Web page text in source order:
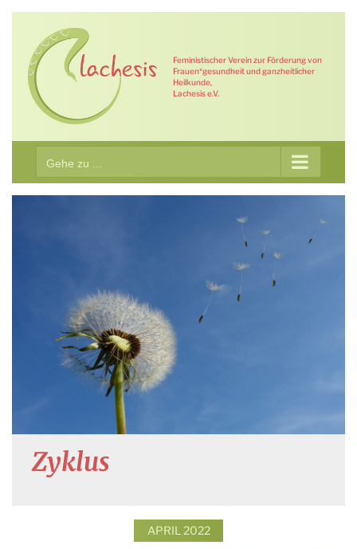
Zum
springen
Feministischer Verein zur Förderung von
Frauen*gesundheit und ganzheitlicher
Heilkunde,
Lachesis e.V.
Gehe zu ...
Zyklus
APRIL 2022